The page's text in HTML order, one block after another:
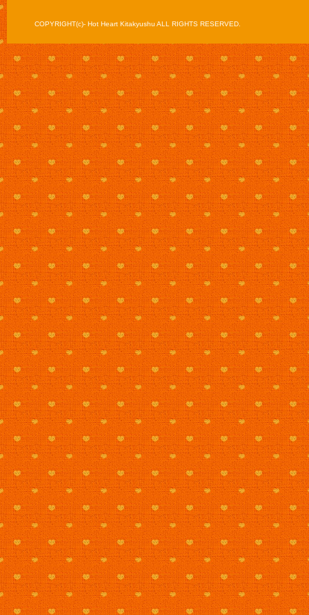
COPYRIGHT(c)- Hot Heart Kitakyushu ALL RIGHTS RESERVED.